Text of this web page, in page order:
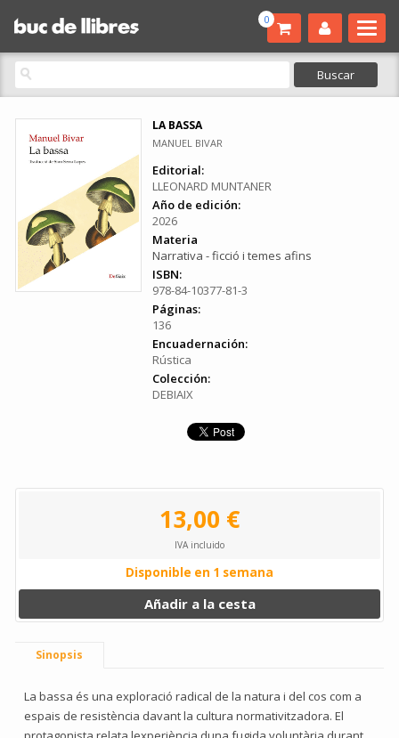
0
LA BASSA
MANUEL BIVAR
Editorial:
LLEONARD MUNTANER
Año de edición:
2026
Materia
Narrativa - ficció i temes afins
ISBN:
978-84-10377-81-3
Páginas:
136
Encuadernación:
Rústica
Colección:
DEBIAIX
13,00 €
IVA incluido
Disponible en 1 semana
Añadir a la cesta
Sinopsis
La bassa és una exploració radical de la natura i del cos com a
espais de resistència davant la cultura normativitzadora. El